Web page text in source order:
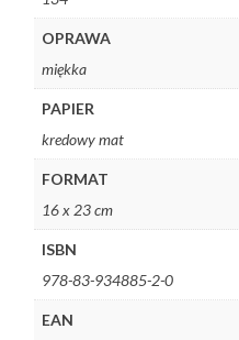
OPRAWA
miękka
PAPIER
kredowy mat
FORMAT
16 x 23 cm
ISBN
978-83-934885-2-0
EAN